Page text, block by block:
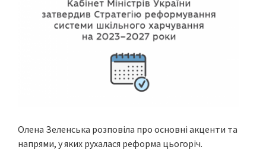
Олена Зеленська розповіла про основні акценти та
напрями, у яких рухалася реформа цьогоріч.